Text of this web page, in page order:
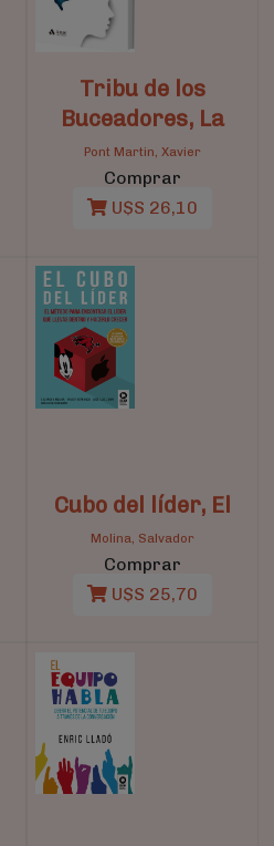
Tribu de los
Buceadores, La
Pont Martin, Xavier
Comprar
U$S 26,10
Cubo del líder, El
Molina, Salvador
Comprar
U$S 25,70